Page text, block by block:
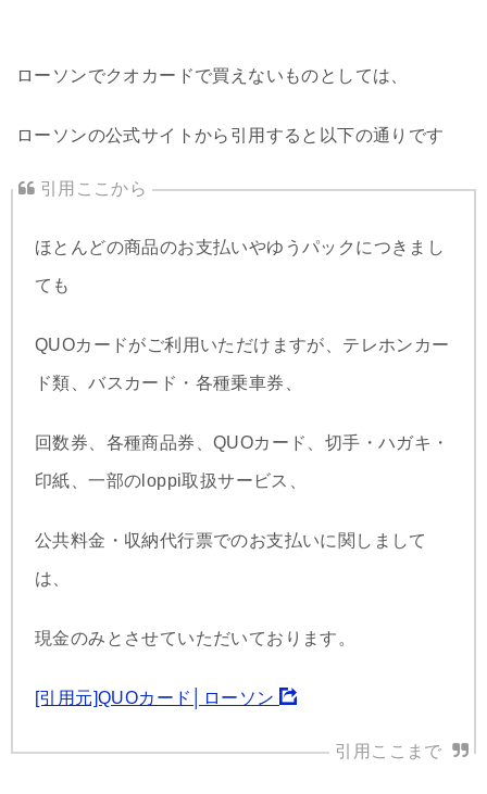
ローソンでクオカードで買えないものとしては、
ローソンの公式サイトから引用すると以下の通りです
ほとんどの商品のお支払いやゆうパックにつきまし
ても
QUOカードがご利用いただけますが、テレホンカー
ド類、バスカード・各種乗車券、
回数券、各種商品券、QUOカード、切手・ハガキ・
印紙、一部のloppi取扱サービス、
公共料金・収納代行票でのお支払いに関しまして
は、
現金のみとさせていただいております。
[引用元]QUOカード│ローソン